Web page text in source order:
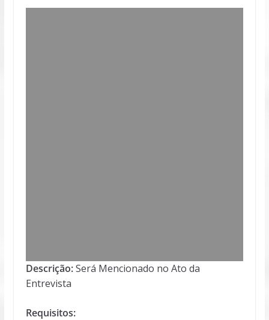
Descrição:Será Mencionado no Ato da
Entrevista
Requisitos: